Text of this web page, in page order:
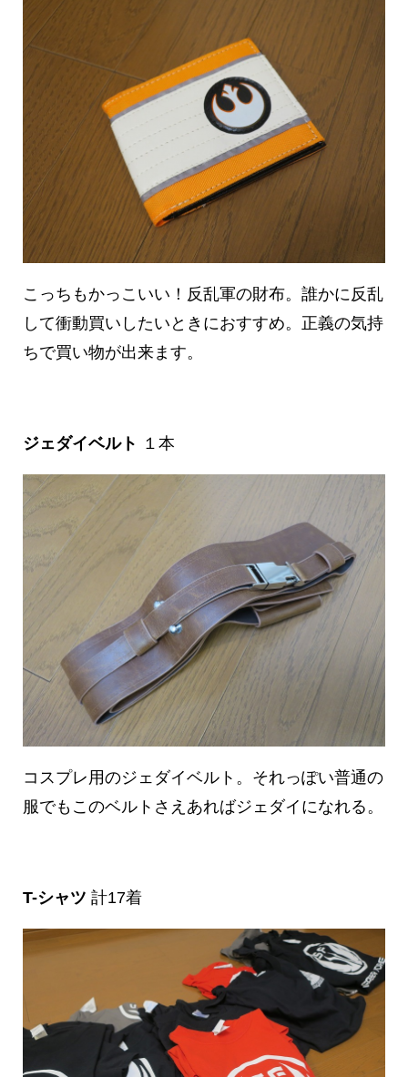
こっちもかっこいい！反乱軍の財布。誰かに反乱
して衝動買いしたいときにおすすめ。正義の気持
ちで買い物が出来ます。
ジェダイベルト １本
コスプレ用のジェダイベルト。それっぽい普通の
服でもこのベルトさえあればジェダイになれる。
T-シャツ 計17着